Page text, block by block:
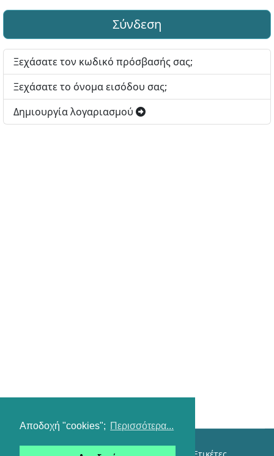
Αποδοχή "cookies"; Περισσότερα...
Σύνδεση
Ξεχάσατε τον κωδικό πρόσβασής σας;
Ξεχάσατε το όνομα εισόδου σας;
Δημιουργία λογαριασμού